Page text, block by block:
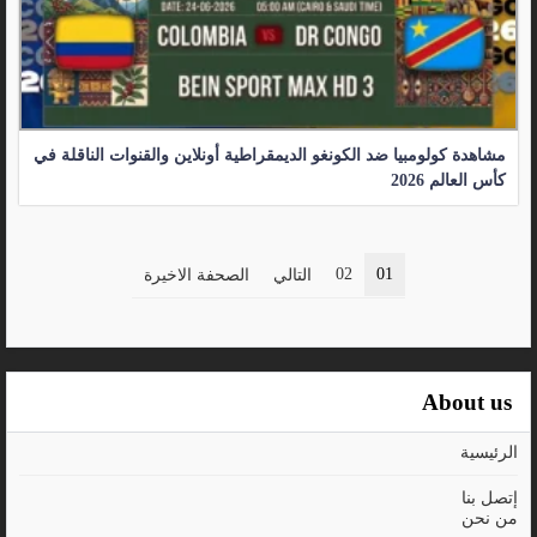
مشاهدة كولومبيا ضد الكونغو الديمقراطية أونلاين والقنوات الناقلة في
كأس العالم 2026
01
02 التالي الصحفة الاخيرة
About us
الرئيسية
إتصل بنا
من نحن